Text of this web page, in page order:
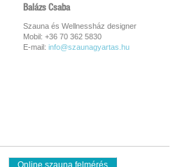
Balázs Csaba
Szauna és Wellnessház designer
Mobil: +36 70 362 5830
E-mail: info@szaunagyartas.hu
Online szauna felmérés